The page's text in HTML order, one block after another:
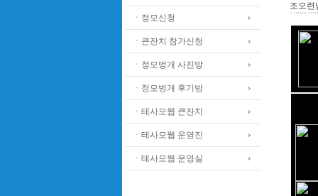
ㆍ정모신청
ㆍ큰잔치 참가신청
ㆍ정모벙개 사진방
ㆍ정모벙개 후기방
ㆍ테사모웹 큰잔치
ㆍ테사모웹 운영진
ㆍ테사모웹 운영실
조오련